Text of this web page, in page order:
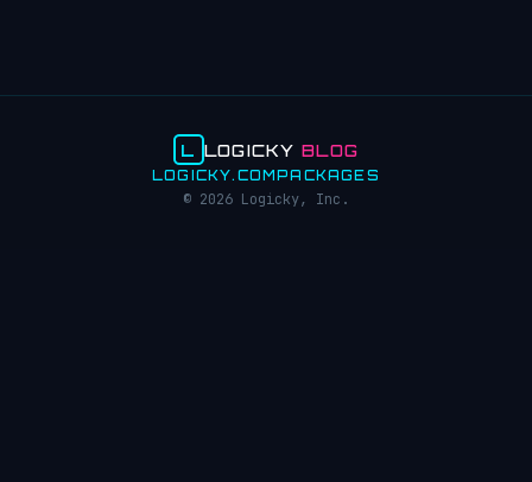
L LOGICKYBLOG
LOGICKY.COM PACKAGES
© 2026 Logicky, Inc.